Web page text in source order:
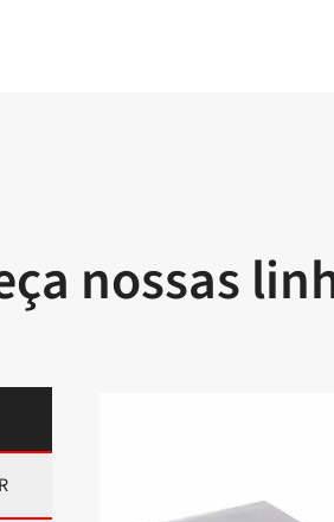
nossas